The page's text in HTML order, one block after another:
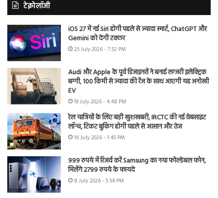
टेक्नोलॉजी
iOS 27 में नई Siri होगी पहले से ज्यादा स्मार्ट, ChatGPT और
Gemini को देगी टक्कर
25 July 2026 - 7:52 PM
Audi और Apple के पूर्व डिजाइनरों ने बनाई लग्जरी इलेक्ट्रिक
बग्गी, 100 किमी से ज्यादा की रेंज के साथ आएगी यह अनोखी
EV
19 July 2026 - 4:48 PM
रेल यात्रियों के लिए बड़ी खुशखबरी, IRCTC की नई वेबसाइट
लॉन्च, टिकट बुकिंग होगी पहले से आसान और तेज
16 July 2026 - 1:45 PM
999 रुपये में रिजर्व करें Samsung का नया फोल्डेबल फोन,
मिलेंगे 2799 रुपये के फायदे
8 July 2026 - 5:54 PM